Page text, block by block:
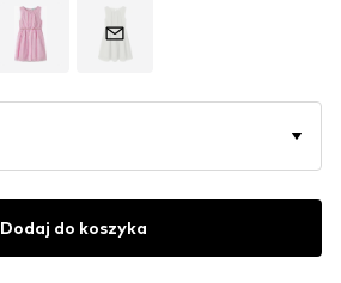
Dodaj do koszyka